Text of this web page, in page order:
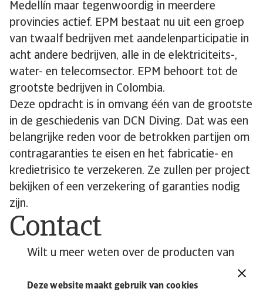
Deze website maakt gebruik van cookies
Medellín maar tegenwoordig in meerdere
provincies actief. EPM bestaat nu uit een groep
van twaalf bedrijven met aandelenparticipatie in
acht andere bedrijven, alle in de elektriciteits-,
water- en telecomsector. EPM behoort tot de
grootste bedrijven in Colombia.
Deze opdracht is in omvang één van de grootste
in de geschiedenis van DCN Diving. Dat was een
belangrijke reden voor de betrokken partijen om
contragaranties te eisen en het fabricatie- en
kredietrisico te verzekeren. Ze zullen per project
bekijken of een verzekering of garanties nodig
zijn.
Contact
Wilt u meer weten over de producten van
hoe deze de groei van uw onderneming